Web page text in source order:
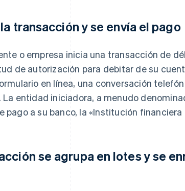
transacción y se envía el pago
o empresa inicia una transacción de
de autorización para debitar de su
en línea, una conversación
entidad iniciadora, a menudo
pago a su banco, la «Institución financiera
se agrupa en lotes y se